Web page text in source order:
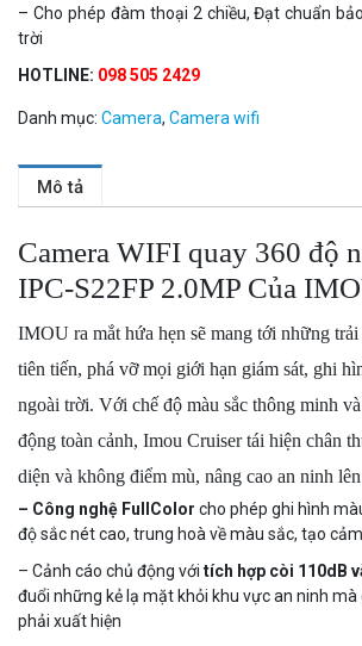
– Cho phép đàm thoại 2 chiều, Đạt chuẩn
trời
HOTLINE: 098 505 2429
Danh mục: Camera, Camera wifi
Mô tả
Camera WIFI quay 360 độ
IPC-S22FP 2.0MP Của
IMOU ra mắt hứa hẹn sẽ mang tới những
tiên tiến, phá vỡ mọi giới hạn giám sát, ghi
ngoài trời. Với chế độ màu sắc thông minh
động toàn cảnh, Imou Cruiser tái hiện chân
diện và không điểm mù, nâng cao an ninh
– Công nghệ FullColor cho phép ghi hình
độ sắc nét cao, trung hoà về màu sắc, tạo
– Cảnh cáo chủ động với tích hợp còi 110dB
đuổi những kẻ lạ mặt khỏi khu vực an ninh mà
phải xuất hiện